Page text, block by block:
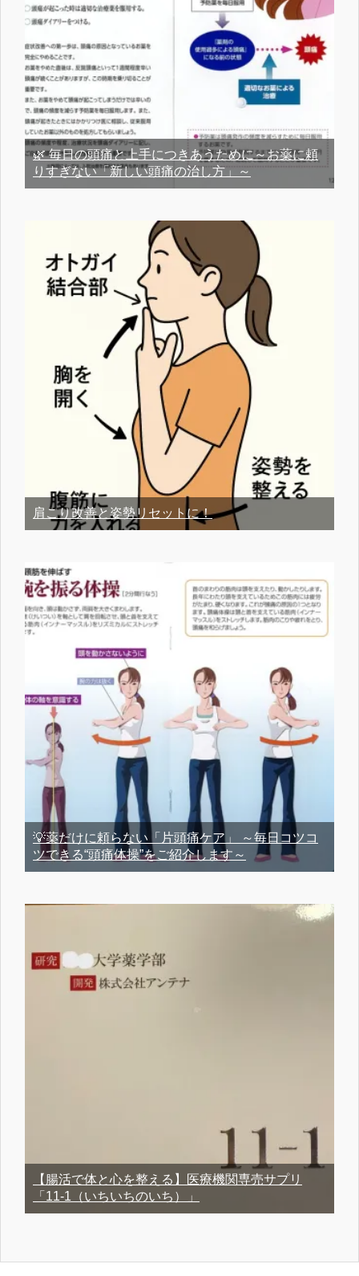
🌿 毎日の頭痛と上手につきあうために～お薬に頼
りすぎない「新しい頭痛の治し方」～
肩こり改善と姿勢リセットに！
💡薬だけに頼らない「片頭痛ケア」 ～毎日コツコ
ツできる“頭痛体操”をご紹介します～
【腸活で体と心を整える】医療機関専売サプリ
「11-1（いちいちのいち）」